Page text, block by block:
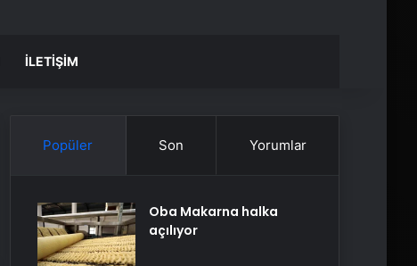
İLETIŞIM
Popüler Son Yorumlar
Oba Makarna halka
açılıyor